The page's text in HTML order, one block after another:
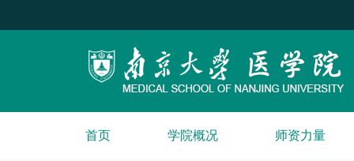
首页 学院概况 师资力量